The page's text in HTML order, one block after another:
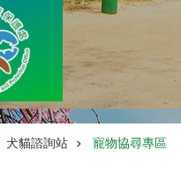
犬貓諮詢站 寵物協尋專區